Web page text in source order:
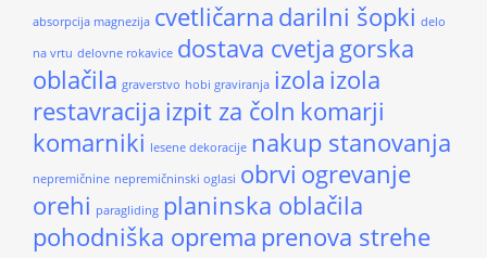
absorpcija magnezija cvetličarna darilni šopki delo
na vrtu delovne rokavice dostava cvetja gorska
oblačila graverstvo hobi graviranja izola izola
restavracija izpit za čoln komarji
komarniki lesene dekoracije nakup stanovanja
nepremičnine nepremičninski oglasi obrvi ogrevanje
orehi paragliding planinska oblačila
pohodniška oprema prenova strehe